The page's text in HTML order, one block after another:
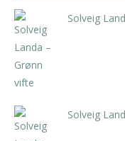
Solveig
Solveig